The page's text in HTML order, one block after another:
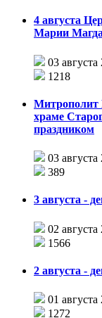
4 августа
Марии
03 августа
1218
Митрополит
храме
праздником
03 августа
389
3 августа -
02 августа
1566
2 августа -
01 августа
1272